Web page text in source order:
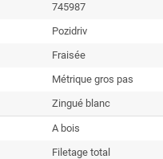
745987
Pozidriv
Fraisée
Métrique gros pas
Zingué blanc
A bois
Filetage total